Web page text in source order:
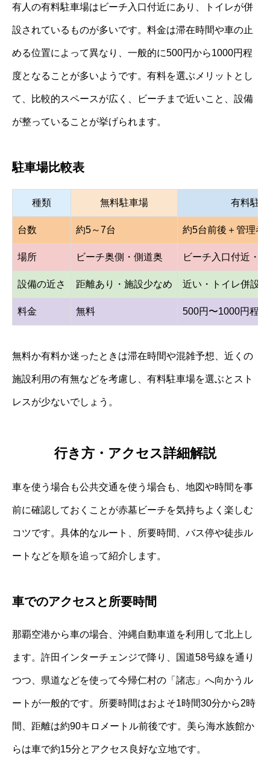
有人の有料駐車場はビーチ入口付近にあり、トイレが併
設されているものが多いです。料金は滞在時間や車の止
める位置によって異なり、一般的に500円から1000円程
度となることが多いようです。有料を選ぶメリットとし
て、比較的スペースが広く、ビーチまで近いこと、設備
が整っていることが挙げられます。
駐車場比較表
種類 無料駐車場 有料駐
台数 約5～7台 約5台前後＋管理者
場所 ビーチ奥側・側道奥 ビーチ入口付近・
設備の近さ 距離あり・施設少なめ 近い・トイレ併設
料金 無料 500円〜1000円程度
無料か有料か迷ったときは滞在時間や混雑予想、近くの
施設利用の有無などを考慮し、有料駐車場を選ぶとスト
レスが少ないでしょう。
行き方・アクセス詳細解説
車を使う場合も公共交通を使う場合も、地図や時間を事
前に確認しておくことが赤墓ビーチを気持ちよく楽しむ
コツです。具体的なルート、所要時間、バス停や徒歩ル
ートなどを順を追って紹介します。
車でのアクセスと所要時間
那覇空港から車の場合、沖縄自動車道を利用して北上し
ます。許田インターチェンジで降り、国道58号線を通り
つつ、県道などを使って今帰仁村の「諸志」へ向かうル
ートが一般的です。所要時間はおよそ1時間30分から2時
間、距離は約90キロメートル前後です。美ら海水族館か
らは車で約15分とアクセス良好な立地です。